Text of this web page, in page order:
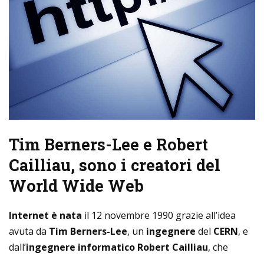
Tim Berners-Lee e Robert
Cailliau, sono i creatori del
World Wide Web
Internet è nata il 12 novembre 1990 grazie all’idea
avuta da Tim Berners-Lee, un ingegnere del CERN, e
dall’ingegnere informatico Robert Cailliau, che